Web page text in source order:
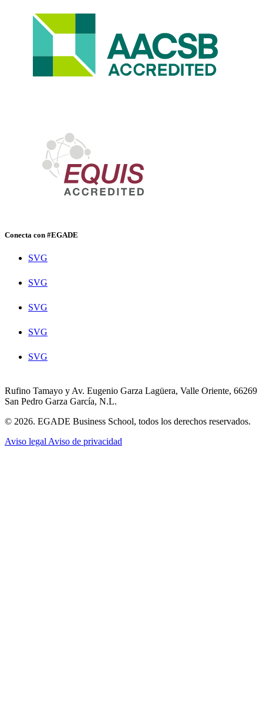
Conecta con #EGADE
SVG
SVG
SVG
SVG
SVG
Rufino Tamayo y Av. Eugenio Garza Lagüera, Valle Oriente, 66269
San Pedro Garza García, N.L.
© 2026. EGADE Business School, todos los derechos reservados.
Aviso legal Aviso de privacidad